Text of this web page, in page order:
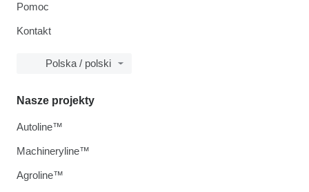
Pomoc
Kontakt
Polska / polski
Nasze projekty
Autoline™
Machineryline™
Agroline™